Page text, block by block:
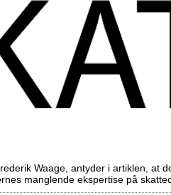
Waage, antyder i artiklen, at
manglende ekspertise på